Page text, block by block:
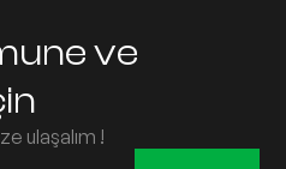
ve
ulaşalım !